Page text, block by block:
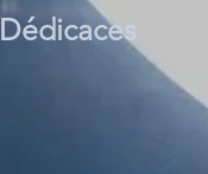
Dédicaces